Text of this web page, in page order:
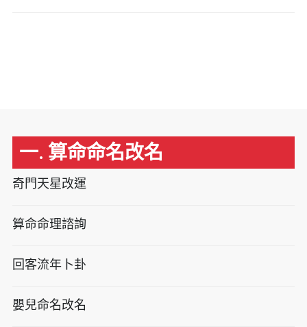
一. 算命命名改名
奇門天星改運
算命命理諮詢
回客流年卜卦
嬰兒命名改名